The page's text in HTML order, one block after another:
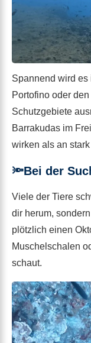
Spannend wird
Portofino oder
Schutzgebiete
Barrakudas im
wirken als an
🔦Bei der
Viele der Tiere
dir herum,
plötzlich einen
Muschelschalen
schaut.